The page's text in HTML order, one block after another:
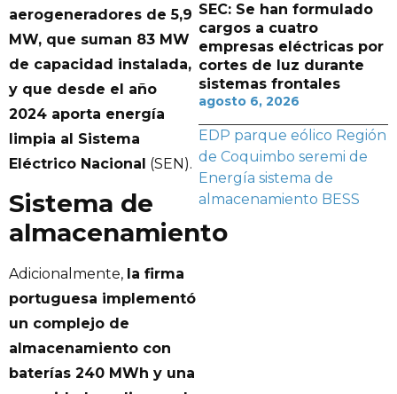
aerogeneradores de 5,9
MW, que suman 83 MW
de capacidad instalada,
y que desde el año
2024 aporta energía
limpia al Sistema
Eléctrico Nacional (SEN).
Sistema de
almacenamiento
Adicionalmente, la firma
portuguesa implementó
un complejo de
almacenamiento con
baterías 240 MWh y una
SEC: Se han formulado
cargos a cuatro
empresas eléctricas por
cortes de luz durante
sistemas frontales
agosto 6, 2026
EDP parque eólico Región
de Coquimbo seremi de
Energía sistema de
almacenamiento BESS